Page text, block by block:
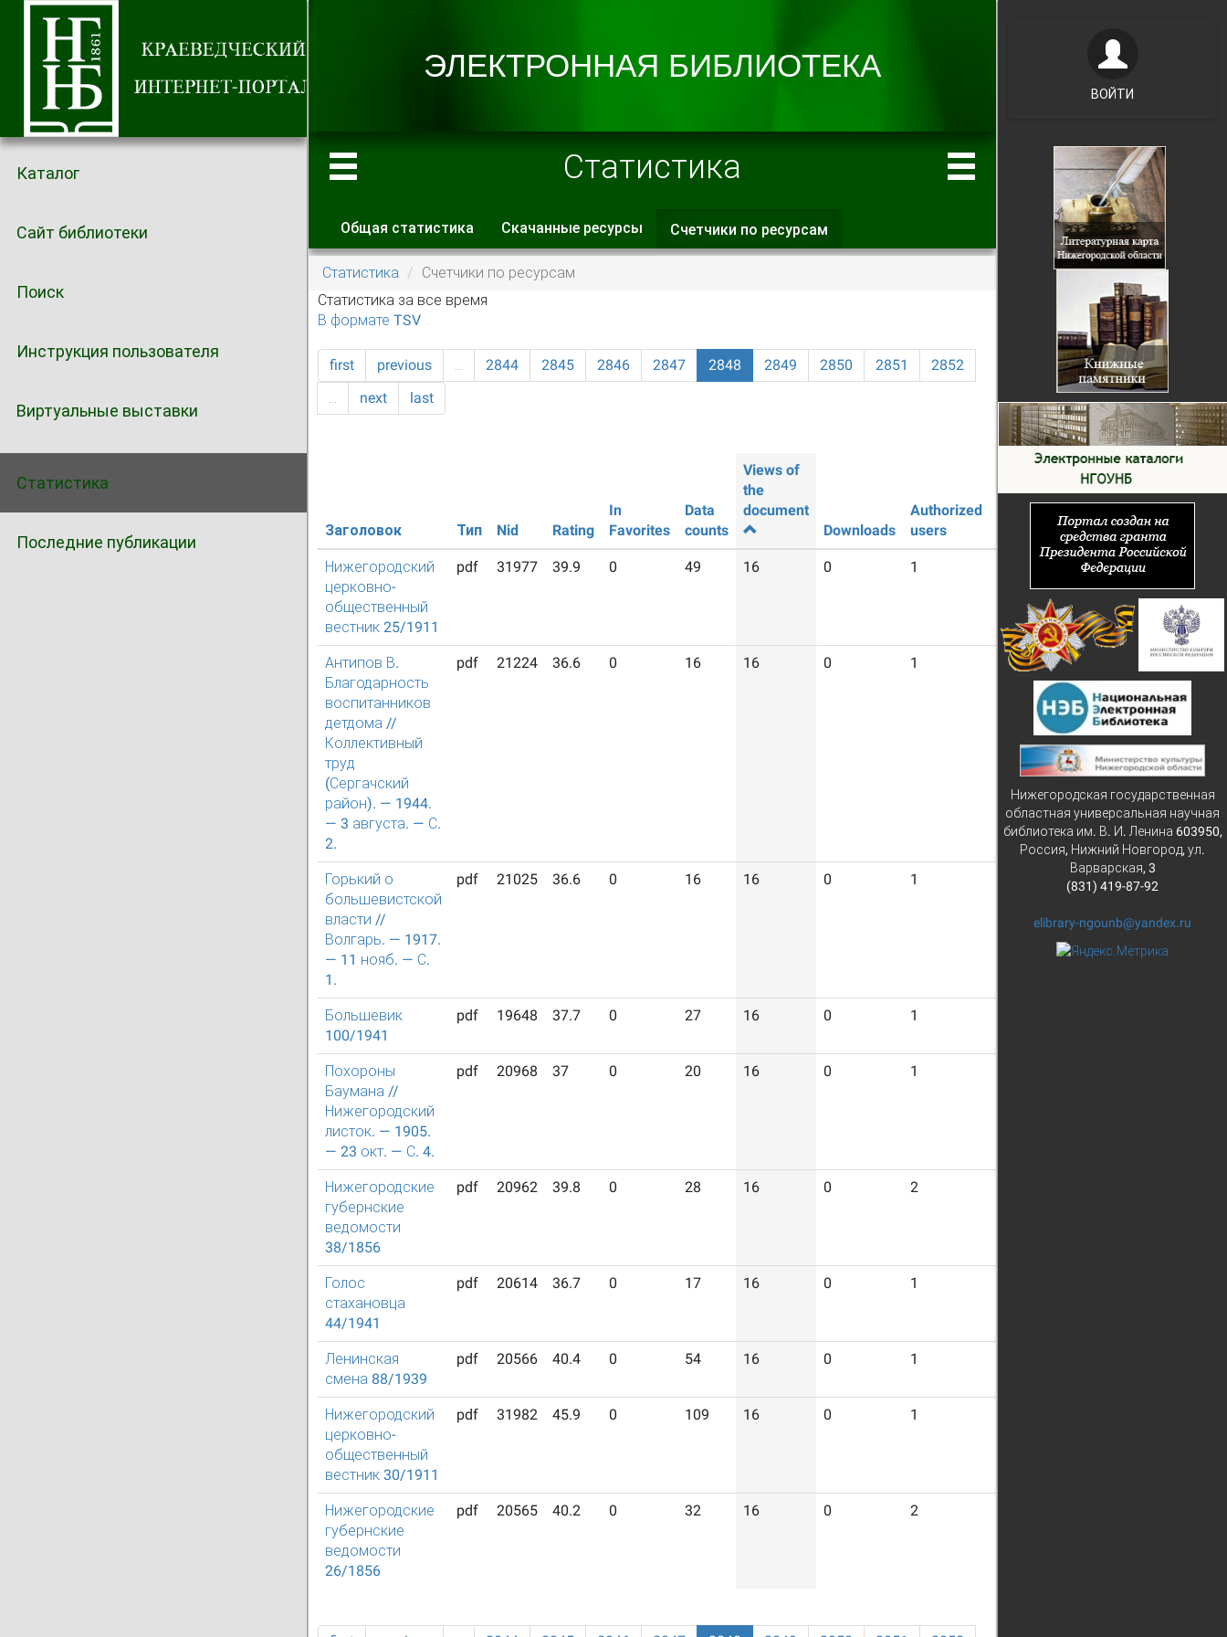
Каталог
Сайт библиотеки
Поиск
Инструкция пользователя
Виртуальные выставки
Статистика
Последние публикации
Статистика
Главные вкладки
Общая статистика Скачанные ресурсы Счетчики по ресурсам
вкладка)
Статистика
Счетчики по ресурсам
Статистика за все время
В формате TSV
first previous … 2844 2845 2846 2847 2848 2849 2850 2851
2852
…
next last
Заголовок Тип Nid Rating
In
Favorites
Data
counts
Views of
the
document
Downloads
Authorized
users
Нижегородский
церковно-
общественный
вестник 25/1911
pdf 31977 39.9 0 49 16 0 1
Антипов В.
Благодарность
воспитанников
детдома //
Коллективный
труд
(Сергачский
район). — 1944.
— 3 августа. — С.
2.
pdf 21224 36.6 0 16 16 0 1 16
Горький о
большевистской
власти //
Волгарь. — 1917.
— 11 нояб. — С.
1.
pdf 21025 36.6 0 16 16 0 1
Большевик
100/1941
pdf 19648 37.7 0 27 16 0 1
Похороны
Баумана //
Нижегородский
листок. — 1905.
— 23 окт. — С. 4.
pdf 20968 37 0 20 16 0 1
Нижегородские
губернские
ведомости
38/1856
pdf 20962 39.8 0 28 16 0 2
Голос
стахановца
44/1941
pdf 20614 36.7 0 17 16 0 1
Ленинская
смена 88/1939
pdf 20566 40.4 0 54 16 0 1
Нижегородский
церковно-
общественный
вестник 30/1911
pdf 31982 45.9 0 109 16 0 1
Нижегородские
губернские
ведомости
26/1856
pdf 20565 40.2 0 32 16 0 2
ВОЙТИ
Нижегородская государственная
областная универсальная научная
библиотека им. В. И. Ленина 603950,
Россия, Нижний Новгород, ул.
Варварская, 3
(831) 419-87-92
elibrary-ngounb@yandex.ru